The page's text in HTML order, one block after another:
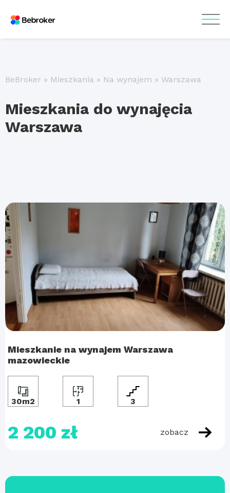
BeBroker » Mieszkania » Na wynajem » Warszawa
Mieszkania do wynajęcia
Warszawa
Mieszkanie na wynajem Warszawa
mazowieckie
30m2 1 3
2 200 zł zobacz